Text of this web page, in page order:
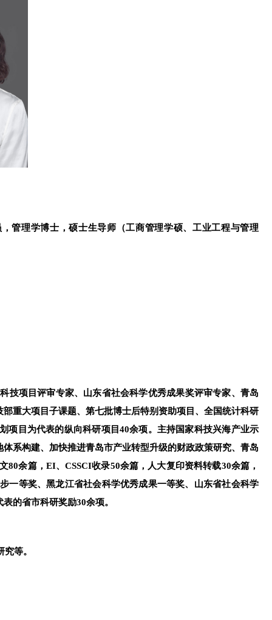
管理学博士，硕士生导师（工商管理学硕、工业工程与管理
技项目评审专家、山东省社会科学优秀成果奖评审专家、青岛
重大项目子课题、第七批博士后特别资助项目、全国统计科研
项目为代表的纵向科研项目 40余项。主持国家科技兴海产业示
系构建、加快推进青岛市产业转型升级的财政政策研究、青岛
80余篇， EI、CSSCI收录50余篇，人大复印资料转载30余篇，
一等奖、黑龙江省社会科学优秀成果一等奖、山东省社会科学
表的省市科研奖励30余项。
等。